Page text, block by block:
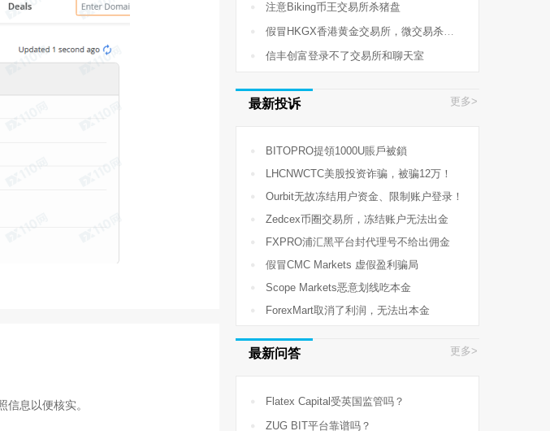
息以便核实。
注意Biking币王交易所杀猪盘
假冒HKGX香港黄金交易所，微交易杀猪盘！
信丰创富登录不了交易所和聊天室
最新投诉 更多>
BITOPRO提領1000U賬戶被鎖
LHCNWCTC美股投资诈骗，被骗12万！
Ourbit无故冻结用户资金、限制账户登录！
Zedcex币圈交易所，冻结账户无法出金
FXPRO浦汇黑平台封代理号不给出佣金
假冒CMC Markets 虚假盈利骗局
Scope Markets恶意划线吃本金
ForexMart取消了利润，无法出本金
最新问答 更多>
Flatex Capital受英国监管吗？
ZUG BIT平台靠谱吗？